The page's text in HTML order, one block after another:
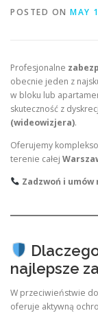
KONTAKT
POSTED ON MAY
Profesjonalne
obecnie jeden z
w bloku lub
skuteczność z
(wideowizjera).
Oferujemy
terenie całej
Zadzwoń i umów
najlepsze
W przeciwieństwie
oferuje aktywną